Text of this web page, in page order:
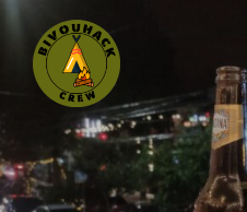
Aller
contenu